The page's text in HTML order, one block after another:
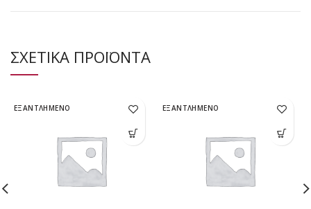
ΣΧΕΤΙΚΑ ΠΡΟΪΟΝΤΑ
ΕΞΑΝΤΛΗΜΕΝΟ ΕΞΑΝΤΛΗΜΕΝΟ